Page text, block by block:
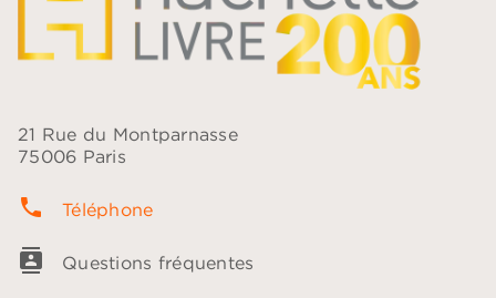
21 Rue du Montparnasse
75006 Paris
phone Téléphone
contacts Questions fréquentes